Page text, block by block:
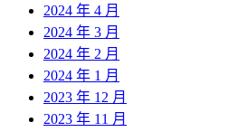
2024 年 4 月
2024 年 3 月
2024 年 2 月
2024 年 1 月
2023 年 12 月
2023 年 11 月